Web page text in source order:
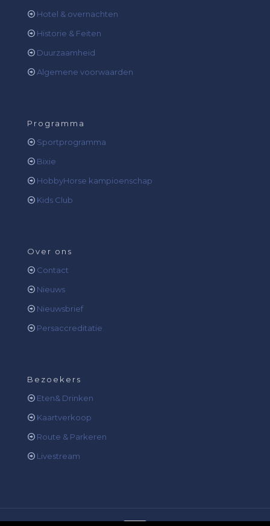
Hotel & overnachten
Historie & Feiten
Duurzaamheid
Algemene voorwaarden
Programma
Sportprogramma
Bixie
HobbyHorse kampioenschap
Kids Club
Over ons
Contact
Nieuws
Nieuwsbrief
Persaccreditatie
Bezoekers
Eten& Drinken
Kaartverkoop
Route & Parkeren
Livestream